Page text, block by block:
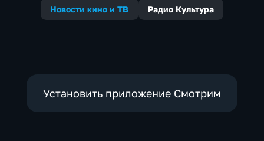
Новости кино и ТВ Радио Культура
Установить приложение Смотрим